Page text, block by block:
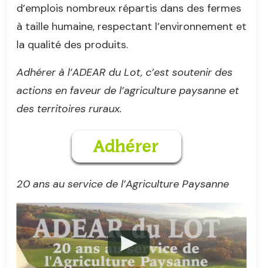
d’emplois nombreux répartis dans des fermes
à taille humaine, respectant l’environnement et
la qualité des produits.
Adhérer à l’ADEAR du Lot, c’est soutenir des
actions en faveur de l’agriculture paysanne et
des territoires ruraux.
20 ans au service de l’Agriculture Paysanne